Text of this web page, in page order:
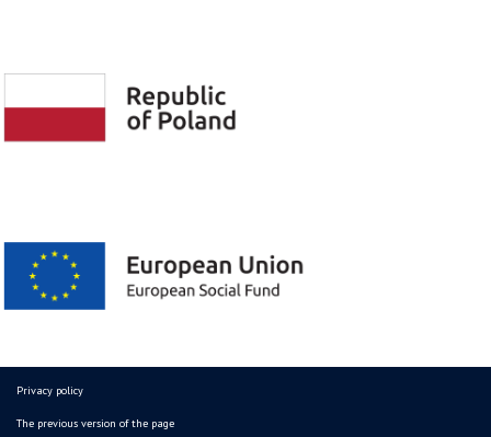
Privacy policy
The previous version of the page